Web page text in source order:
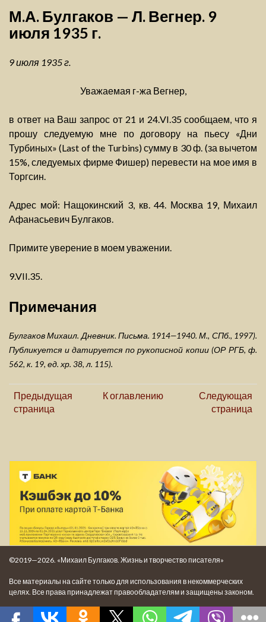
М.А. Булгаков — Л. Вегнер. 9
июля 1935 г.
9 июля 1935 г.
Уважаемая г-жа Вегнер,
в ответ на Ваш запрос от 21 и 24.VI.35 сообщаем, что я
прошу следуемую мне по договору на пьесу «Дни
Турбиных» (Last of the Turbins) сумму в 30 ф. (за вычетом
15%, следуемых фирме Фишер) перевести на мое имя в
Торгсин.
Адрес мой: Нащокинский 3, кв. 44. Москва 19, Михаил
Афанасьевич Булгаков.
Примите уверение в моем уважении.
9.VII.35.
Примечания
Булгаков Михаил. Дневник. Письма. 1914—1940. М., СПб., 1997).
Публикуется и датируется по рукописной копии (ОР РГБ, ф.
562, к. 19, ед. хр. 38, л. 115).
Предыдущая
страница
К оглавлению
Следующая
страница
©2019—2026. «Михаил Булгаков. Жизнь и творчество писателя»
Все материалы на сайте только для использования в некоммерческих
целях. Все права принадлежат правообладателям и защищены законом.